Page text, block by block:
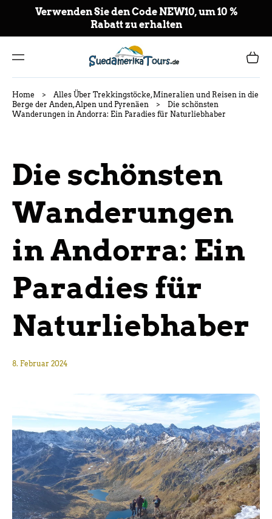
LT
Verwenden Sie den Code NEW10, um 10 %
Rabatt zu erhalten
Home >
Alles Über Trekkingstöcke, Mineralien und Reisen in die
Berge der Anden, Alpen und Pyrenäen
>
Die schönsten
Wanderungen in Andorra: Ein Paradies für Naturliebhaber
Die schönsten
Wanderungen
in Andorra: Ein
Paradies für
Naturliebhaber
8. Februar 2024